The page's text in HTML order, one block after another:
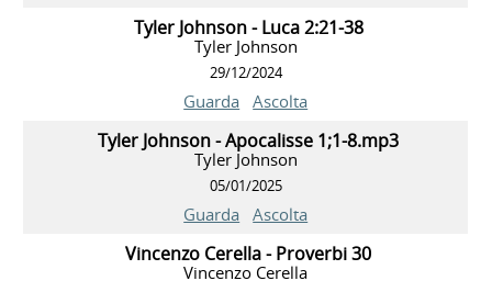
Tyler Johnson - Luca 2:21-38
Tyler Johnson
29/12/2024
Guarda Ascolta
Tyler Johnson - Apocalisse 1;1-8.mp3
Tyler Johnson
05/01/2025
Guarda Ascolta
Vincenzo Cerella - Proverbi 30
Vincenzo Cerella